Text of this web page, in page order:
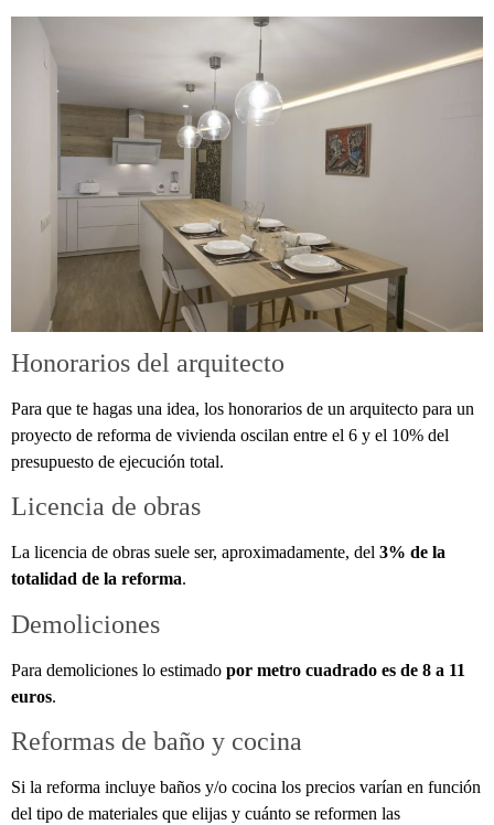
Honorarios del arquitecto
Para que te hagas una idea, los honorarios de un arquitecto para un
proyecto de reforma de vivienda oscilan entre el 6 y el 10% del
presupuesto de ejecución total.
Licencia de obras
La licencia de obras suele ser, aproximadamente, del 3% de la
totalidad de la reforma.
Demoliciones
Para demoliciones lo estimado por metro cuadrado es de 8 a 11
euros.
Reformas de baño y cocina
Si la reforma incluye baños y/o cocina los precios varían en función
del tipo de materiales que elijas y cuánto se reformen las